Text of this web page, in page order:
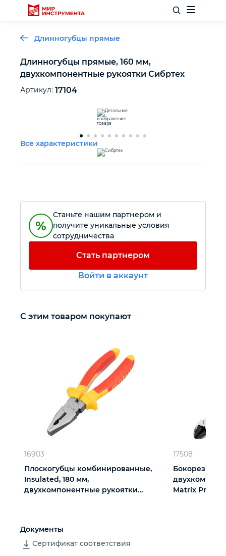
Отделочный инструмент
Столярный инструмент
Силовое оборудование
Крепежный инструмент
Длинногубцы прямые
Длинногубцы прямые, 160 мм,
двухкомпонентные рукоятки Сибртех
Артикул: 17104
Все характеристики
Станьте нашим партнером и
получите уникальные условия
сотрудничества
Стать партнером
Войти в аккаунт
С этим товаром покупают
16903
Плоскогубцы комбинированные,
Insulated, 180 мм,
двухкомпонентные рукоятки
17508
Бокорезы
Matrix
Документы
Сертификат соответствия